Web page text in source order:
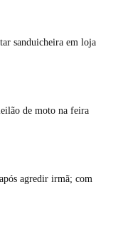
sanduicheira em loja
de moto na feira
agredir irmã; com